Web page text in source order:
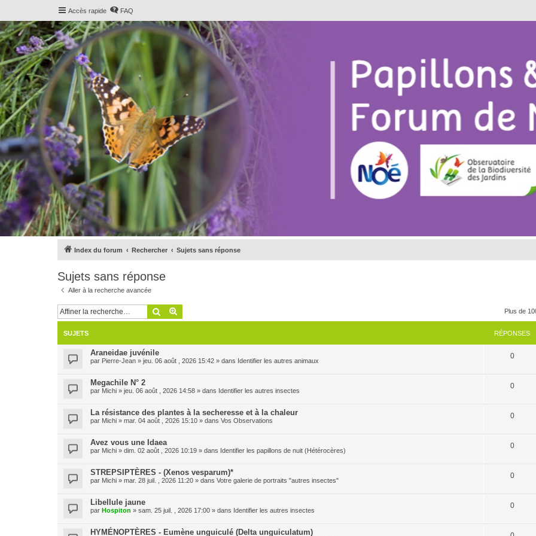
Accès rapide FAQ
Index du forum Rechercher Sujets sans réponse
Sujets sans réponse
Aller à la recherche avancée
Rechercher Plus de
SUJETS RÉPONSES
Araneidae juvénile
par Pierre-Jean » jeu. 06 août , 2026 15:42 » dans Identifier les autres animaux
0
Megachile N° 2
par Michi » jeu. 06 août , 2026 14:58 » dans Identifier les autres insectes
0
La résistance des plantes à la secheresse et à la chaleur
par Michi » mar. 04 août , 2026 15:10 » dans Vos Observations
0
Avez vous une Idaea
par Michi » dim. 02 août , 2026 10:19 » dans Identifier les papillons de nuit (Hétérocères)
0
STREPSIPTÈRES - (Xenos vesparum)*
par Michi » mar. 28 juil. , 2026 11:20 » dans Votre galerie de portraits "autres insectes"
0
Libellule jaune
par Hospiton » sam. 25 juil. , 2026 17:00 » dans Identifier les autres insectes
0
HYMÉNOPTÈRES - Eumène unguiculé (Delta unguiculatum)